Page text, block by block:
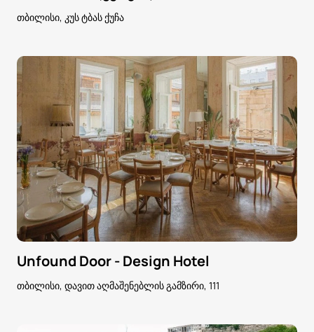
თბილისი, კუს ტბას ქუჩა
Unfound Door - Design Hotel
თბილისი, დავით აღმაშენებლის გამზირი, 111